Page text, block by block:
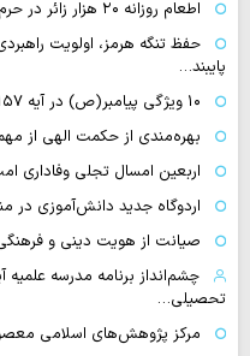
اطعام روزانه ۲۰ هزار زائر در حرم بانوی کرامت تا پایان ماه صفر
حفظ تنگه هرمز، اولویت
پایبند…
۱۰ ویژگی پیامبر(ص) در آیه ۱۵۷ سوره اعراف
بهره‌مندی از حکمت الهی از
اربعین امسال تجلی وفاداری
اردوگاه جدید دانش‌آموزی در
صیانت از هویت دینی و
چشم‌انداز برنامه مدرسه
تحصیلی…
مرکز پژوهش‌های اسلامی